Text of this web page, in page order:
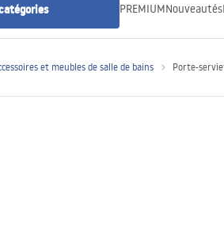
douche
de douche
de douche
PREMIUMNouveautés
et meubles de salle de bains Porte-